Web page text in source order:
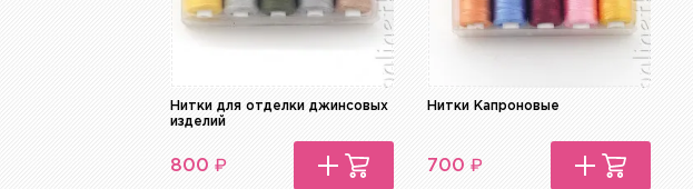
Нитки для отделки джинсовых
изделий
800 ₽
Нитки Капроновые
700 ₽